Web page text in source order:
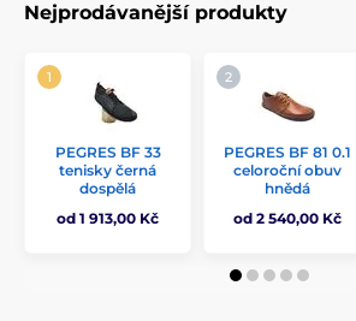
Nejprodávanější produkty
PEGRES BF 33
tenisky černá
dospělá
od 1 913,00 Kč
PEGRES BF 81 0.1
celoroční obuv
hnědá
od 2 540,00 Kč